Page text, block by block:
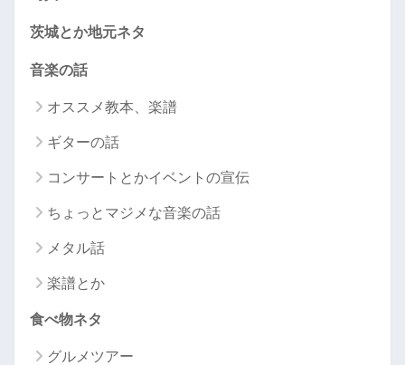
茨城とか地元ネタ
音楽の話
オススメ教本、楽譜
ギターの話
コンサートとかイベントの宣伝
ちょっとマジメな音楽の話
メタル話
楽譜とか
食べ物ネタ
グルメツアー